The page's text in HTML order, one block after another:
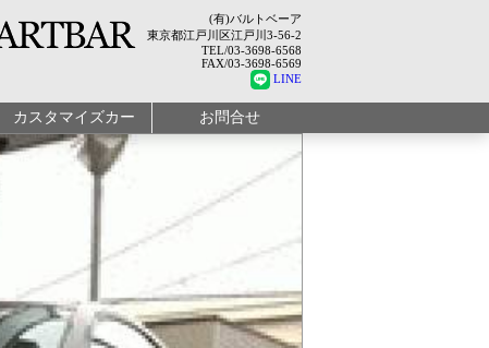
(有)バルトベーア
東京都江戸川区江戸川3-56-2
TEL/03-3698-6568
FAX/03-3698-6569
LINE
カスタマイズカー お問合せ